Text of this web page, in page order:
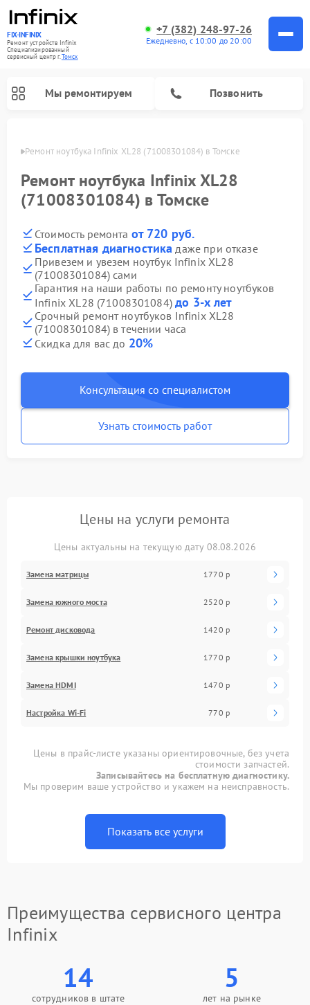
FIX-INFINIX
Ремонт устройств Infinix
Специализированный
cервисный центр г.Томск
+7 (382) 248-97-26
Ежедневно, с 10:00 до 20:00
Мы ремонтируем Позвонить
Ремонт ноутбука Infinix XL28 (71008301084) в Томске
Ремонт ноутбука Infinix XL28
(71008301084) в Томске
Стоимость ремонта от 720 руб.
Бесплатная диагностика даже при отказе
Привезем и увезем ноутбук Infinix XL28
(71008301084) сами
Гарантия на наши работы по ремонту ноутбуков
Infinix XL28 (71008301084)до 3-х лет
Срочный ремонт ноутбуков Infinix XL28
(71008301084) в течении часа
Скидка для вас до 20%
Консультация со специалистом
Узнать стоимость работ
Цены на услуги ремонта
Цены актуальны на текущую дату 08.08.2026
Замена матрицы 1770 р
Замена южного моста 2520 р
Ремонт дисковода 1420 р
Замена крышки ноутбука 1770 р
Замена HDMI 1470 р
Настройка Wi-Fi 770 р
Цены в прайс-листе указаны ориентировочные, без учета
стоимости запчастей.
Записывайтесь на бесплатную диагностику.
Мы проверим ваше устройство и укажем на неисправность.
Показать все услуги
Преимущества сервисного центра
Infinix
14
сотрудников в штате
5
лет на рынке